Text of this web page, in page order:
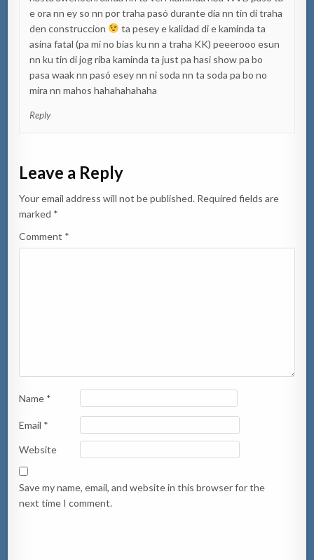
e ora nn ey so nn por traha pasó durante dia nn tin di traha
den construccion
ta pesey e kalidad di e kaminda ta
asina fatal (pa mi no bias ku nn a traha KK) peeerooo esun
nn ku tin di jog riba kaminda ta just pa hasi show pa bo
pasa waak nn pasó esey nn ni soda nn ta soda pa bo no
mira nn mahos hahahahahaha
Reply
Leave a Reply
Your email address will not be published. Required fields are
marked *
Comment *
Name *
Email *
Website
Save my name, email, and website in this browser for the
next time I comment.